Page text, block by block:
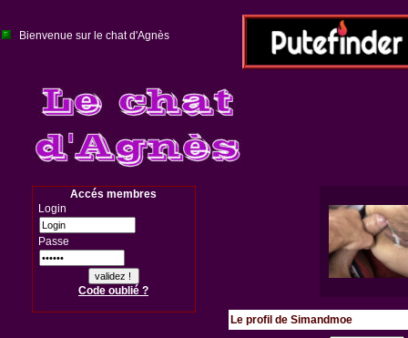
Bienvenue sur le chat d'Agnès
Accés membres
Login
Passe
Code oublié ?
Le profil de Simandmoe